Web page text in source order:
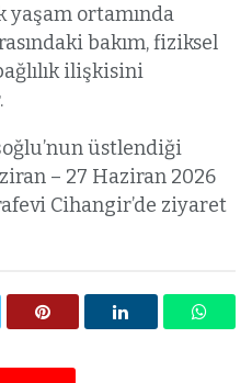
yaşam ortamında
bakım, fiziksel
ilişkisini
üstlendiği
– 27 Haziran 2026
Cihangir’de ziyaret